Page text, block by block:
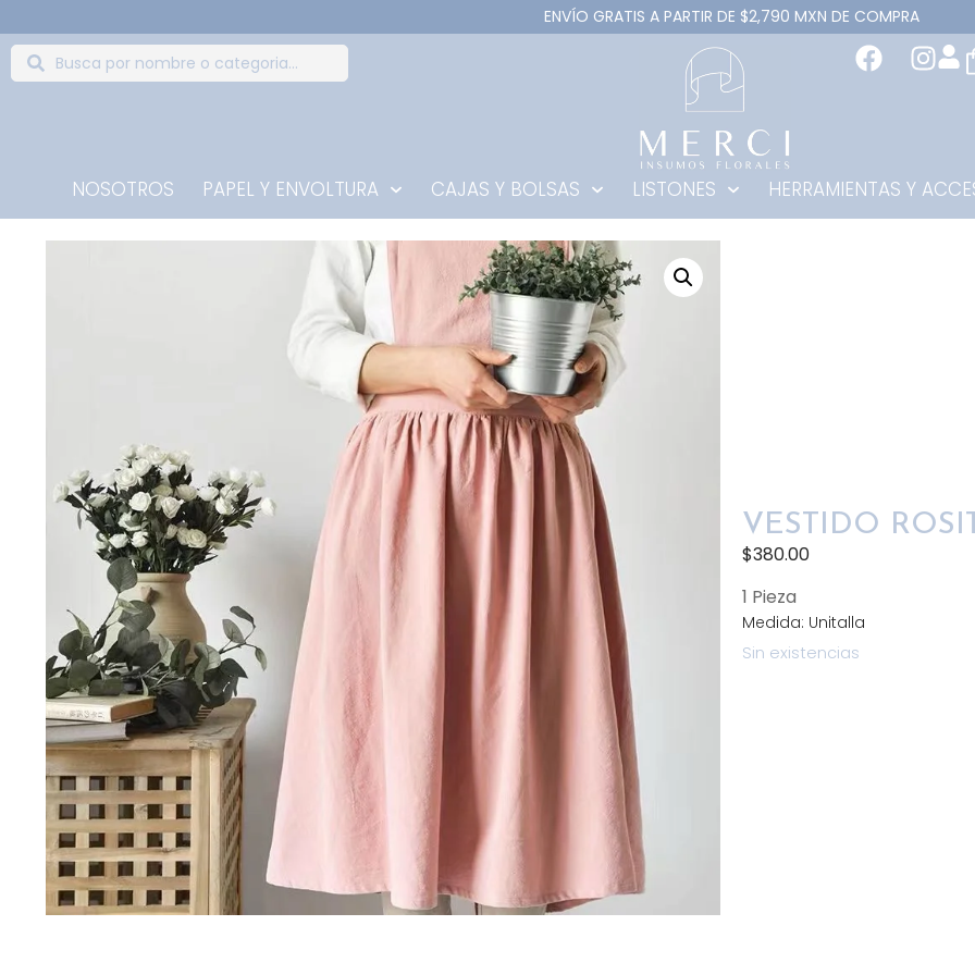
ENVÍO GRATIS A PARTIR DE $2,790 MXN DE COMPRA
NOSOTROS PAPEL Y ENVOLTURA CAJAS Y BOLSAS LISTONES HERRAMIENTAS Y
VESTIDO
$380.00
1 Pieza
Medida: Unitalla
Sin existencias